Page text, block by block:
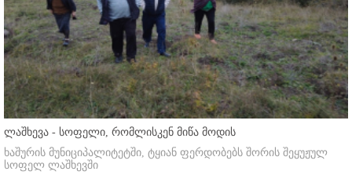
ლაშხევა - სოფელი, რომლისკენ მიწა მოდის
ხაშურის მუნიციპალიტეტში, ტყიან ფერდობებს შორის შეყუჟულ
სოფელ ლაშხევში